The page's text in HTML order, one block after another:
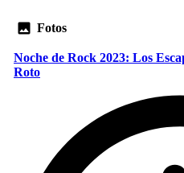
Fotos
Noche de Rock 2023: Los
Roto